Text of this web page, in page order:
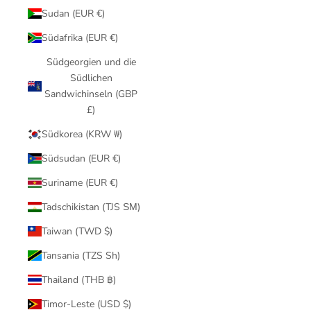
Sudan (EUR €)
Südafrika (EUR €)
Südgeorgien und die
Südlichen
Sandwichinseln (GBP
£)
Südkorea (KRW ₩)
Südsudan (EUR €)
Suriname (EUR €)
Tadschikistan (TJS ЅМ)
Taiwan (TWD $)
Tansania (TZS Sh)
Thailand (THB ฿)
Timor-Leste (USD $)